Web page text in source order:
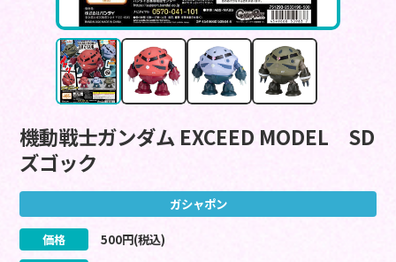
機動戦士ガンダム EXCEED MODEL SD
ズゴック
ガシャポン
価格 500円(税込)